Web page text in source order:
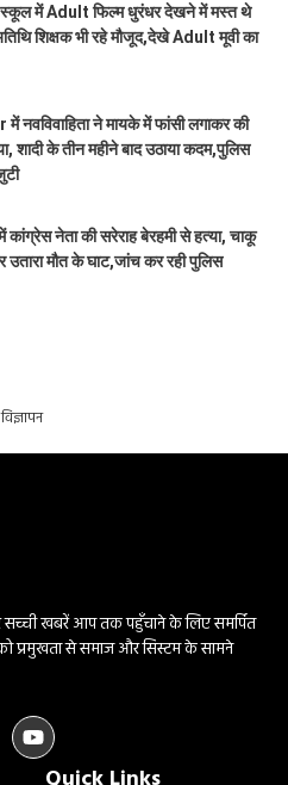
स्कूल में Adult फिल्म धुरंधर देखने में मस्त थे
शिक्षक भी रहे मौजूद,देखे Adult मूवी का
नवविवाहिता ने मायके में फांसी लगाकर की
शादी के तीन महीने बाद उठाया कदम,पुलिस
कांग्रेस नेता की सरेराह बेरहमी से हत्या, चाकू
उतारा मौत के घाट,जांच कर रही पुलिस
विज्ञापन
सच्ची खबरें आप तक पहुँचाने के लिए समर्पित
प्रमुखता से समाज और सिस्टम के सामने